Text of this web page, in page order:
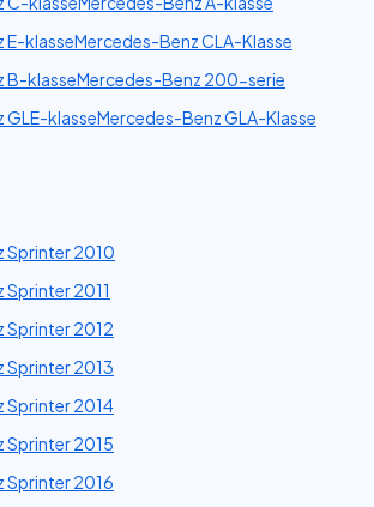
E-klasseMercedes-Benz CLA-Klasse
B-klasseMercedes-Benz 200-serie
GLE-klasseMercedes-Benz GLA-Klasse
Sprinter 2010
2011
Sprinter 2012
Sprinter 2013
Sprinter 2014
Sprinter 2015
Sprinter 2016